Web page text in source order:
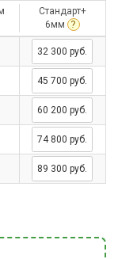
Стандарт+
6мм
?
32 300 руб.
45 700 руб.
60 200 руб.
74 800 руб.
89 300 руб.